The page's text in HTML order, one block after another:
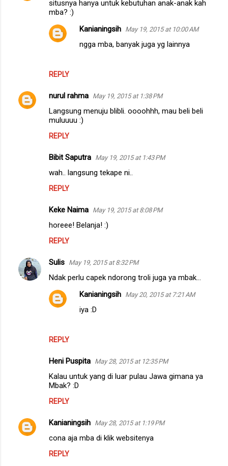
situsnya hanya untuk kebutuhan anak-anak kah
mba? :)
REPLY
Kanianingsih May 19, 2015 at 10:00 AM
ngga mba, banyak juga yg lainnya
nurul rahma May 19, 2015 at 1:38 PM
Langsung menuju blibli. oooohhh, mau beli beli
muluuuu :)
REPLY
Bibit Saputra May 19, 2015 at 1:43 PM
wah.. langsung tekape ni..
REPLY
Keke Naima May 19, 2015 at 8:08 PM
horeee! Belanja! :)
REPLY
Sulis May 19, 2015 at 8:32 PM
Ndak perlu capek ndorong troli juga ya mbak...
REPLY
Kanianingsih May 20, 2015 at 7:21 AM
iya :D
Heni Puspita May 28, 2015 at 12:35 PM
Kalau untuk yang di luar pulau Jawa gimana ya
Mbak? :D
REPLY
Kanianingsih May 28, 2015 at 1:19 PM
cona aja mba di klik websitenya
REPLY